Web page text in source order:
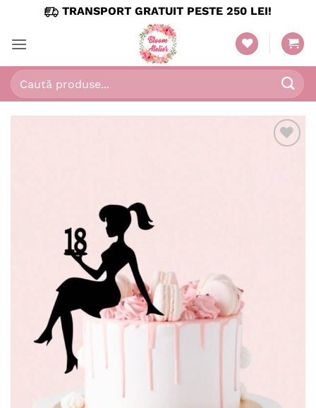
content
TRANSPORT GRATUIT PESTE 250 LEI!
Caută
după: